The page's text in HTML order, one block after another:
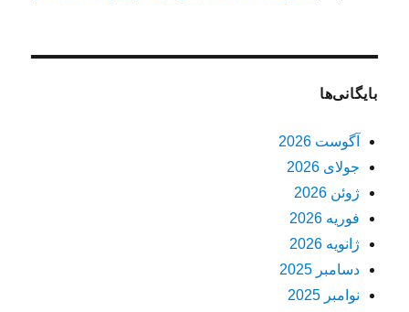
بایگانی‌ها
آگوست 2026
جولای 2026
ژوئن 2026
فوریه 2026
ژانویه 2026
دسامبر 2025
نوامبر 2025